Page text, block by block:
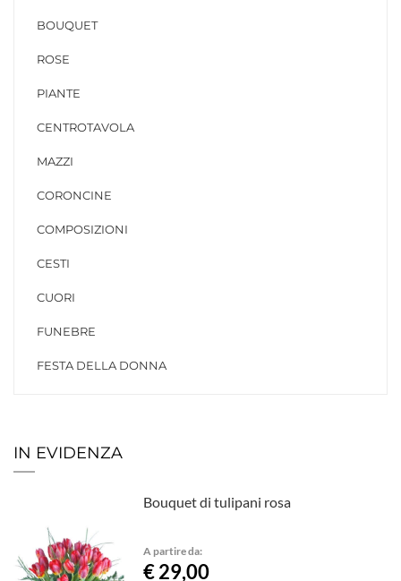
BOUQUET
ROSE
PIANTE
CENTROTAVOLA
MAZZI
CORONCINE
COMPOSIZIONI
CESTI
CUORI
FUNEBRE
FESTA DELLA DONNA
IN EVIDENZA
Bouquet di tulipani rosa
A partire da:
€ 29,00